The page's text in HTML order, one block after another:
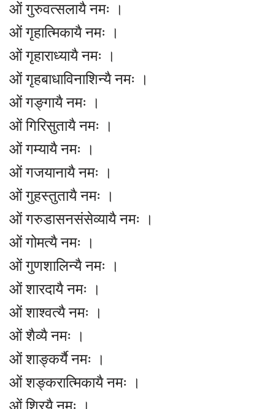
ओं गुरुवत्सलायै नमः ।
ओं गृहात्मिकायै नमः ।
ओं गृहाराध्यायै नमः ।
ओं गृहबाधाविनाशिन्यै नमः ।
ओं गङ्गायै नमः ।
ओं गिरिसुतायै नमः ।
ओं गम्यायै नमः ।
ओं गजयानायै नमः ।
ओं गुहस्तुतायै नमः ।
ओं गरुडासनसंसेव्यायै नमः ।
ओं गोमत्यै नमः ।
ओं गुणशालिन्यै नमः ।
ओं शारदायै नमः ।
ओं शाश्वत्यै नमः ।
ओं शैव्यै नमः ।
ओं शाङ्कर्यै नमः ।
ओं शङ्करात्मिकायै नमः ।
ओं श्रियै नमः ।